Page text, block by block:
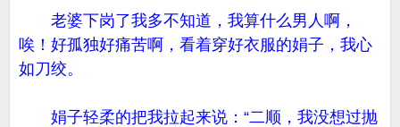
老婆下岗了我多不知道，我算什么男人啊，
唉！好孤独好痛苦啊，看着穿好衣服的娟子，我心
如刀绞。
娟子轻柔的把我拉起来说：“二顺，我没想过抛